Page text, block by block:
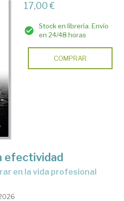
17,00 €
Stock en librería. Envío
en 24/48 horas
COMPRAR
efectividad
en la vida profesional